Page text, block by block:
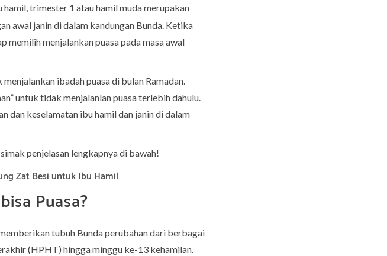
hamil, trimester 1 atau hamil muda merupakan
awal janin di dalam kandungan Bunda. Ketika
memilih menjalankan puasa pada masa awal
ibadah puasa di bulan Ramadan.
untuk tidak menjalanlan puasa terlebih dahulu.
dan keselamatan ibu hamil dan janin di dalam
penjelasan lengkapnya di bawah!
Zat Besi untuk Ibu Hamil
Puasa?
tubuh Bunda perubahan dari berbagai
(HPHT) hingga minggu ke-13 kehamilan.